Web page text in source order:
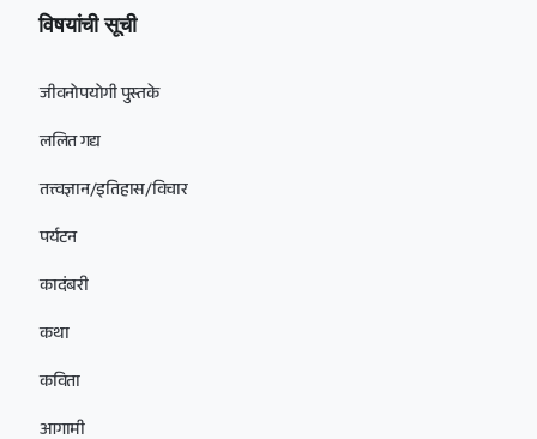
विषयांची सूची
जीवनोपयोगी पुस्तके
ललित गद्य
तत्त्वज्ञान/इतिहास/विचार
पर्यटन
कादंबरी
कथा
कविता
आगामी